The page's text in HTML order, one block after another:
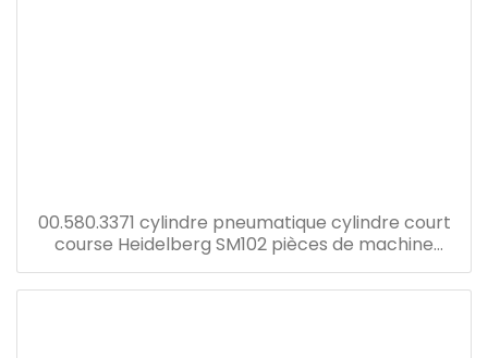
00.580.3371 cylindre pneumatique cylindre court
course Heidelberg SM102 pièces de machine
d'impression